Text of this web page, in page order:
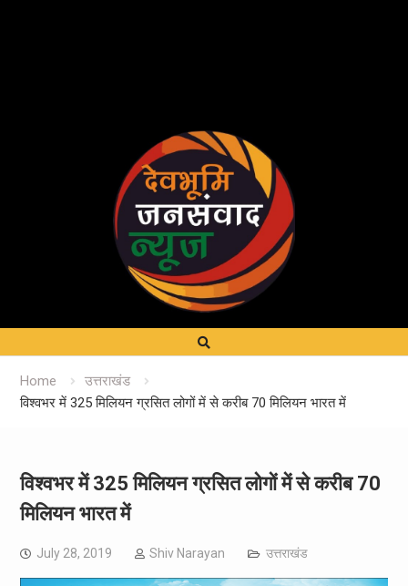
Home
उत्तराखंड
विश्वभर में 325 मिलियन ग्रसित लोगों में से करीब 70 मिलियन भारत में
विश्वभर में 325 मिलियन ग्रसित लोगों में से करीब 70
मिलियन भारत में
July 28, 2019 Shiv Narayan उत्तराखंड